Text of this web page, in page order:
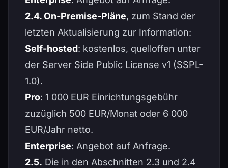
2.4. On-Premise-Pläne, zum Stand der
letzten Aktualisierung zur Information:
Self-hosted: kostenlos, quelloffen unter
der Server Side Public License v1 (SSPL-
1.0).
Pro: 1 000 EUR Einrichtungsgebühr
zuzüglich 500 EUR/Monat oder 6 000
EUR/Jahr netto.
Enterprise: Angebot auf Anfrage.
2.5. Die in den Abschnitten 2.3 und 2.4